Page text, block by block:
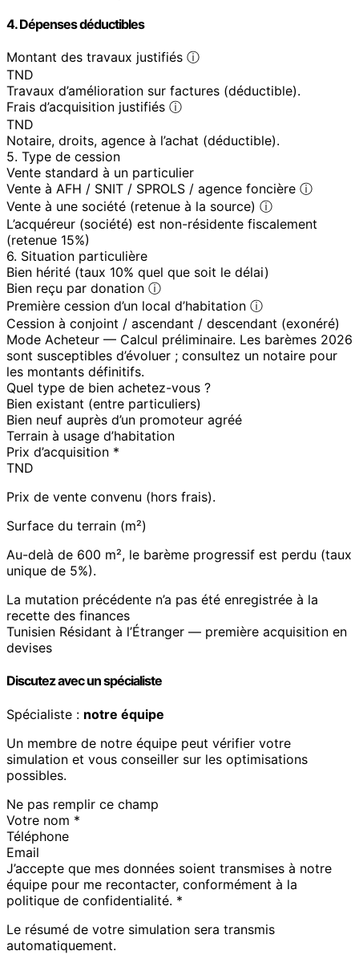
4. Dépenses déductibles
Montant des travaux justifiés ⓘ
TND
Travaux d’amélioration sur factures (déductible).
Frais d’acquisition justifiés ⓘ
TND
Notaire, droits, agence à l’achat (déductible).
5. Type de cession
Vente standard à un particulier
Vente à AFH / SNIT / SPROLS / agence foncière ⓘ
Vente à une société (retenue à la source) ⓘ
L’acquéreur (société) est non-résidente fiscalement
(retenue 15%)
6. Situation particulière
Bien hérité (taux 10% quel que soit le délai)
Bien reçu par donation ⓘ
Première cession d’un local d’habitation ⓘ
Cession à conjoint / ascendant / descendant (exonéré)
Mode Acheteur — Calcul préliminaire. Les barèmes 2026
sont susceptibles d’évoluer ; consultez un notaire pour
les montants définitifs.
Quel type de bien achetez-vous ?
Bien existant (entre particuliers)
Bien neuf auprès d’un promoteur agréé
Terrain à usage d’habitation
Prix d’acquisition *
TND
Prix de vente convenu (hors frais).
Surface du terrain (m²)
Au-delà de 600 m², le barème progressif est perdu (taux
unique de 5%).
La mutation précédente n’a pas été enregistrée à la
recette des finances
Tunisien Résidant à l’Étranger — première acquisition en
devises
Discutez avec un spécialiste
Spécialiste : notre équipe
Un membre de notre équipe peut vérifier votre
simulation et vous conseiller sur les optimisations
possibles.
Ne pas remplir ce champ
Votre nom *
Téléphone
Email
J’accepte que mes données soient transmises à notre
équipe pour me recontacter, conformément à la
politique de confidentialité. *
Le résumé de votre simulation sera transmis
automatiquement.